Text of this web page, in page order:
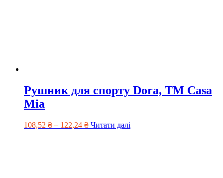
Рушник для спорту Dora, TM Casa
Mia
108,52 ₴ – 122,24 ₴ Читати далі